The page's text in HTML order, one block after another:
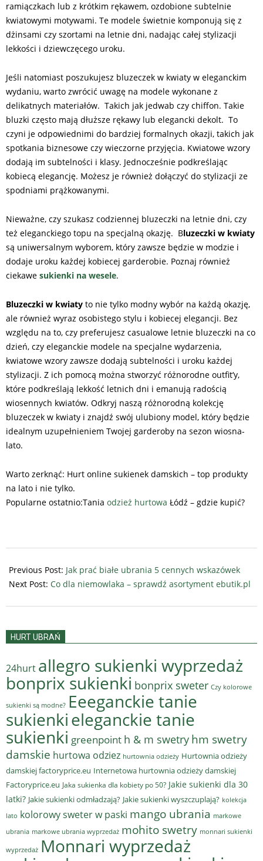
ramiączkach lub z krótkim rękawem, ozdobione subtelnie
kwiatowymi motywami. Te modele świetnie komponują się z
dżinsami czy szortami na letnie dni, nadając całej stylizacji
lekkości i dziewczęcego uroku.
Jeśli natomiast poszukujesz bluzeczek w kwiaty w eleganckim
wydaniu, warto zwrócić uwagę na modele wykonane z
delikatnych materiałów. Takich jak jedwab czy chiffon. Takie
bluzki często mają dłuższe rękawy lub elegancki dekolt. To
czyni je odpowiednimi do bardziej formalnych okazji, takich jak
spotkania biznesowe czy wieczorne przyjęcia. Kwiatowe wzory
dodają im subtelności i klasy. Jednocześnie podkreślając
kobiecą elegancję. Możesz je również dołączyć do stylizacji ze
spodniami prążkowanymi.
Nieważne, czy szukasz codziennej bluzeczki na letnie dni, czy
też eleganckiego topu na specjalną okazję. Bluzeczki w kwiaty
są uniwersalnym wyborem, który zawsze będzie w modzie i
dodaje uroku każdej kobiecej garderobie. Poznaj również
ciekawe sukienki na wesele.
Bluzeczki w kwiaty to nie tylko modny wybór na każdą okazję,
ale również wyraz osobistego stylu i kobiecej elegancji. Bez
względu na to, czy preferujesz casualowe letnie bluzeczki na co
dzień, czy eleganckie modele na specjalne wydarzenia,
kwiatowe wzory zawsze dodają subtelności i uroku każdej
stylizacji. Z ich pomocą można stworzyć różnorodne outfit’y,
które podkreślają lekkość letnich dni i emanują radością
wiosennych kwiatów. Odkryj naszą różnorodną kolekcję
bluzeczek w kwiaty i znajdź swój ulubiony model, który będzie
idealnym uzupełnieniem Twojej garderoby na sezon wiosna-
lato.
Warto zerknąć: Hurt online sukienek damskich – top produkty
na lato i nie tylko.
Popularne ostatnio:Tania odzież hurtowa Łódź – gdzie kupić?
07-
15
Previous Post: Jak prać białe ubrania 5 cennych wskazówek
Next Post: Co dla niemowlaka – sprawdź asortyment ebutik.pl
HURT UBRAŃ
24hurt allegro sukienki wyprzedaż
bonprix sukienki bonprix sweter Czy kolorowe
sukienki są modne? Eeeganckie tanie
sukienkieleganckie tanie
sukienki greenpoint h & m swetry hm swetry
damskie hurtowa odziez hurtownia odzieży Hurtownia odzieży
damskiej factoryprice.eu Internetowa hurtownia odzieży damskiej
Factoryprice.eu Jaka sukienka dla kobiety po 50? Jakie sukienki dla 30
latki? Jakie sukienki odmładzają? Jakie sukienki wyszczuplają? kolekcja
lato kolorowy sweter w paski mango ubrania markowe
ubrania markowe ubrania wyprzedaż mohito swetry monnari sukienki
wyprzedaż Monnari wyprzedaż